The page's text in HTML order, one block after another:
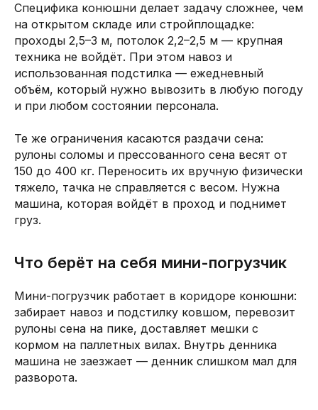
Специфика конюшни делает задачу сложнее, чем
на открытом складе или стройплощадке:
проходы 2,5–3 м, потолок 2,2–2,5 м — крупная
техника не войдёт. При этом навоз и
использованная подстилка — ежедневный
объём, который нужно вывозить в любую погоду
и при любом состоянии персонала.
Те же ограничения касаются раздачи сена:
рулоны соломы и прессованного сена весят от
150 до 400 кг. Переносить их вручную физически
тяжело, тачка не справляется с весом. Нужна
машина, которая войдёт в проход и поднимет
груз.
Что берёт на себя мини-погрузчик
Мини-погрузчик работает в коридоре конюшни:
забирает навоз и подстилку ковшом, перевозит
рулоны сена на пике, доставляет мешки с
кормом на паллетных вилах. Внутрь денника
машина не заезжает — денник слишком мал для
разворота.